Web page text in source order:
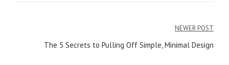
navigation
NEWER POST
The 5 Secrets to Pulling Off Simple, Minimal Design